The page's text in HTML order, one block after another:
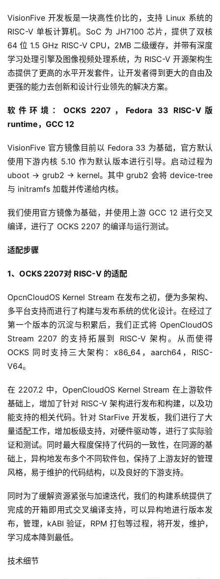
VisionFive 开发板是一块高性价比的，支持 Linux 系统的
RISC-V 单板计算机。SoC 为 JH7100 芯片，提供了双核
64 位 1.5 GHz RISC-V CPU，2MB 二级缓存，并带有深度
学习处理引擎及图像视频处理系统，为 RISC-V 开源架构生
态提供了更高的水平开发套件，让开发者得到更大的自由及
更强的能力去创新和设计行业领先的解决方案。
软件环境：OCKS 2207，Fedora 33 RISC-V版
runtime，GCC 12
VisionFive 官方镜像目前以 Fedora 33 为基础，官方默认
使用下游内核 5.10 作为默认版本进行引导。启动过程为
uboot -> grub2 -> kernel。其中 grub2 会将 device-tree
与 initramfs 加载并传递给内核。
我们使用官方镜像为基础，并使用上游 GCC 12 进行交叉
编译，进行了 OCKS 2207 的编译与运行测试。
适配步骤
1、OCKS 2207对 RISC-V 的适配
OpcnCloudOS Kernel Stream 在发布之初，便为多架构、
多平台支持而进行了构建与发布系统的优化设计。在经过了
第一个版本的沉淀与积累后，我们正式将 OpenCloudOS
Stream 2207 的支持拓展到 RISC-V 架构。从而使得
OCKS 同时支持三大架构：x86_64，aarch64，RISC-
V64。
在 2207.2 中，OpenCloudOS Kernel Stream 在上游软件
基础上，增加了针对 RISC-V 架构进行发布和构建，以及功
能支持的相关代码。针对 StarFive 开发板，我们进行了大
量适配工作，增加板级支持，对硬件驱动等，进行了实际验
证和测试。同时最大程度保持了代码的一致性，在同源的基
础上，异构地发布多个不同软件包，保持了上游友好的管理
风格，易于维护的代码结构，以及良好的下游支持。
同时为了缓解资源紧张与加速迭代，我们的构建系统提供了
完成的开箱即用式交叉编译支持，可以异构地进行版本发
布，管理，kABI 验证，RPM 打包等过程，将开发，维护，
学习成本降到最低。
技术细节